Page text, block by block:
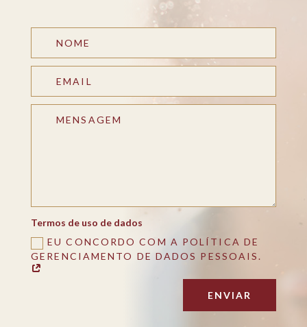
Termos de uso de dados
EU CONCORDO COM A POLÍTICA DE
GERENCIAMENTO DE DADOS PESSOAIS.
ENVIAR